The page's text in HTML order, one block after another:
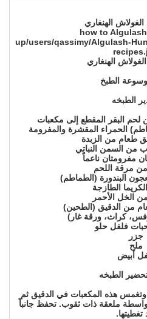
الهنغاري
how to
الهنغاري
الطبخ
الطبخه
لحم البقر المقطع إلى مكعبات
الحمراء المقشرة والمفرومة
من السمن النباتي
مفرومتان ناعماً
البندورة (الطماطم)
الطازجة
الخل الأحمر
كراث، ورقة غار)
جزر
ملح
أبيض
الطبخه
وتغمس هذه المكعبات في الدقيق ثم
ملعقة ذات ثقوب. تحفظ جانباً
تغطيتها.